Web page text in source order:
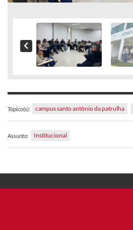
Tópico(s): campus santo antônio da patrulha
Assunto: Institucional